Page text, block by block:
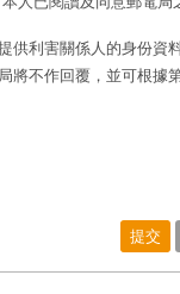
供利害關係人的身份資
將不作回覆，並可根據
提交